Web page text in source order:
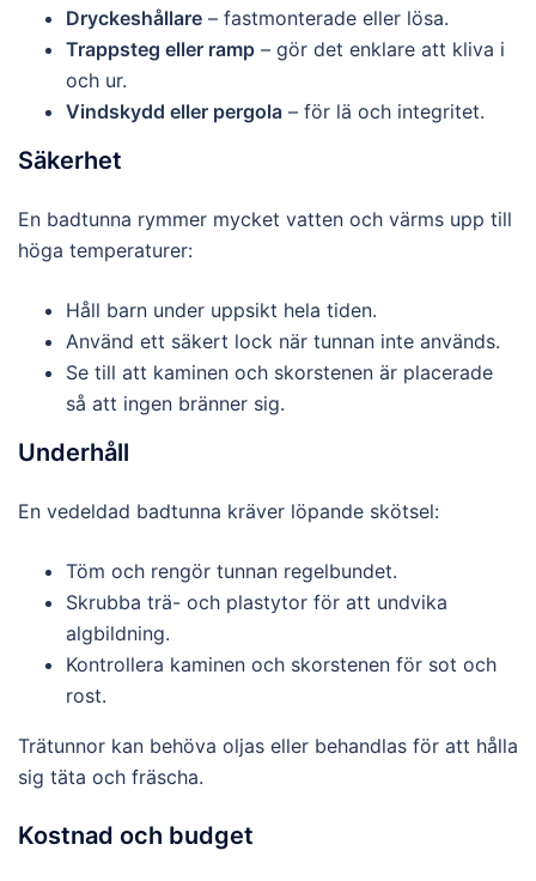
Dryckeshållare – fastmonterade eller lösa.
Trappsteg eller ramp – gör det enklare att kliva i
och ur.
Vindskydd eller pergola – för lä och integritet.
Säkerhet
En badtunna rymmer mycket vatten och värms upp till
höga temperaturer:
Håll barn under uppsikt hela tiden.
Använd ett säkert lock när tunnan inte används.
Se till att kaminen och skorstenen är placerade
så att ingen bränner sig.
Underhåll
En vedeldad badtunna kräver löpande skötsel:
Töm och rengör tunnan regelbundet.
Skrubba trä- och plastytor för att undvika
algbildning.
Kontrollera kaminen och skorstenen för sot och
rost.
Trätunnor kan behöva oljas eller behandlas för att hålla
sig täta och fräscha.
Kostnad och budget